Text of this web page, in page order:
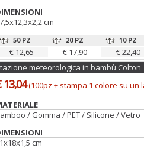
cm
50 PZ
€ 12,65
20 PZ
€ 17,90
10 PZ
€ 22,40
meteorologica in bambù Colton
13,04(100pz + stampa 1 colore su un
/ Gomma / PET / Silicone / Vetro
cm